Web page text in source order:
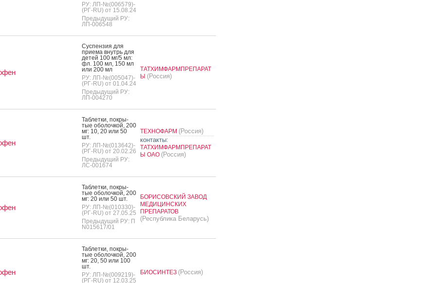
РУ: ЛП-№(006579)-
(РГ-RU) от 15.08.24
Предыдущий РУ:
ЛП-006548
Сус­пензия для
при­ема внутрь для
де­тей 100 мг/5 мл:
фл. 100 мл, 150 мл
или 200 мл
РУ: ЛП-№(005047)-
(РГ-RU) от 01.04.24
Предыдущий РУ:
ЛП-004270
ТАТХИМФАРМПРЕПАРАТ
Ы (Россия)
Таб­летки, пок­ры­
тые обо­лоч­кой, 200
мг: 10, 20 или 50
шт.
РУ: ЛП-№(013642)-
(РГ-RU) от 20.02.26
Предыдущий РУ:
ЛС-001674
ТЕХНОФАРМ (Россия)
контакты:
ТАТХИМФАРМПРЕПАРАТ
Ы ОАО (Россия)
Таб­летки, пок­ры­
тые обо­лоч­кой, 200
мг: 20 или 50 шт.
РУ: ЛП-№(010330)-
(РГ-RU) от 27.05.25
Предыдущий РУ: П
N015617/01
БОРИСОВСКИЙ ЗАВОД
МЕДИЦИНСКИХ
ПРЕПАРАТОВ
(Республика Беларусь)
Таб­летки, пок­ры­
тые обо­лоч­кой, 200
мг: 20, 50 или 100
шт.
РУ: ЛП-№(009219)-
(РГ-RU) от 12.03.25
БИОСИНТЕЗ (Россия)